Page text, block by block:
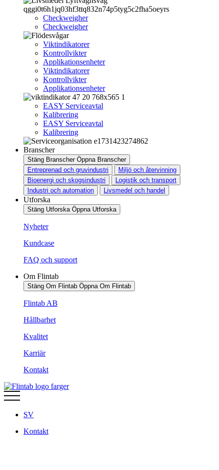
Checkweigher
Checkweigher
Viktindikatorer
Kontrollvikter
Applikationsenheter
Viktindikatorer
Kontrollvikter
Applikationsenheter
EASY Serviceavtal
Kalibrering
EASY Serviceavtal
Kalibrering
Branscher
Stäng Branscher Öppna Branscher
Entreprenad och gruvindustri
Miljö och återvinning
Bioenergi och skogsindustri
Logistik och transport
Industri och automation
Livsmedel och handel
Utforska
Stäng Utforska Öppna Utforska
Nyheter
Kundcase
FAQ och support
Om Flintab
Stäng Om Flintab Öppna Om Flintab
Flintab AB
Hållbarhet
Kvalitet
Karriär
Kontakt
SV
Kontakt